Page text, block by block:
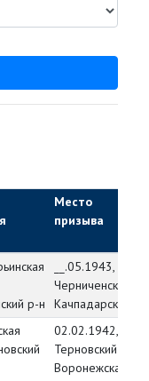
Место
призыва
р-н
__.05.1943,
Черниченский
Качпадарская
02.02.1942,
Терновский РВК,
Воронежская